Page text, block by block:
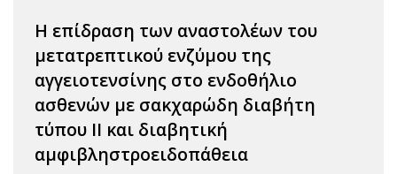
Η επίδραση των αναστολέων του
μετατρεπτικού ενζύμου της
αγγειοτενσίνης στο ενδοθήλιο
ασθενών με σακχαρώδη διαβήτη
τύπου ΙΙ και διαβητική
αμφιβληστροειδοπάθεια